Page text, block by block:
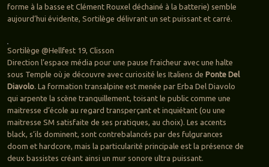
forme à la basse et Clément Rouxel déchainé à la batterie) semble
aujourd’hui évidente, Sortilège délivrant un set puissant et carré.
Sortilège @Hellfest 19, Clisson
Direction l’espace média pour une pause fraicheur avec une halte
sous Temple où je découvre avec curiosité les Italiens de Ponte Del
Diavolo. La formation transalpine est menée par Erba Del Diavolo
qui arpente la scène tranquillement, toisant le public comme une
maitresse d’école au regard transperçant et inquiétant (ou une
maitresse SM satisfaite de ses pratiques, au choix). Les accents
black, s’ils dominent, sont contrebalancés par des fulgurances
doom et hardcore, mais la particularité principale est la présence de
deux bassistes créant ainsi un mur sonore ultra puissant.